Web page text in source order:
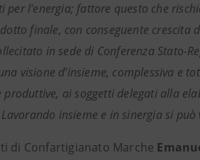
l’energia; fattore questo che
finale, con conseguente crescita
in sede di Conferenza Stato-
visione d’insieme, complessiva e
ai soggetti delegati alla
insieme e in sinergia si può
di Confartigianato Marche